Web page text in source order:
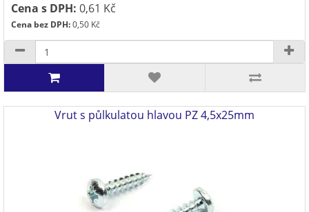
Cena s DPH: 0,61 Kč
Cena bez DPH:0,50 Kč
Vrut s půlkulatou hlavou PZ 4,5x25mm